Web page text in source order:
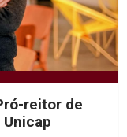
reitor de